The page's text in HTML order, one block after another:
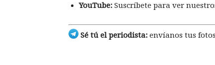
YouTube: Suscríbete para ver
Sé tú el periodista: envíanos tus